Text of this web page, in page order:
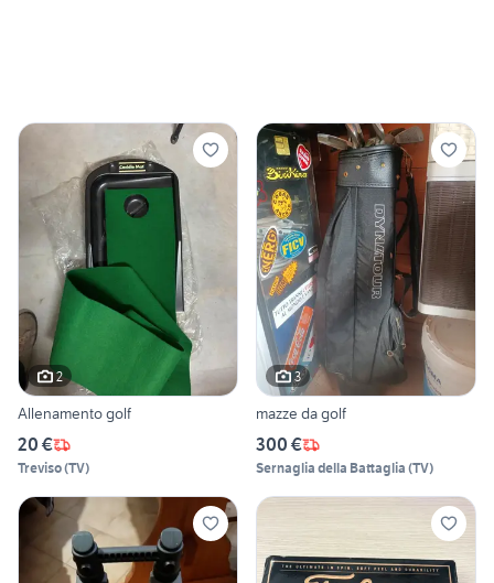
2
Allenamento golf
20 €
Treviso(TV)
3
mazze da golf
300 €
Sernaglia della Battaglia (TV)